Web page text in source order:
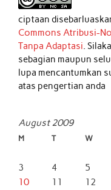
ciptaan
Commons Atribusi-
Tanpa Adaptasi.
sebagian maupun
lupa mencantumkan
atas pengertian anda
August 2009
M T W
3
4 5
10
11 12